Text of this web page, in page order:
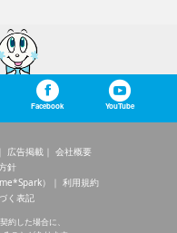
Facebook YouTube
広告掲載
会社概要
針
）
利用規約
く表記
約した場合に、